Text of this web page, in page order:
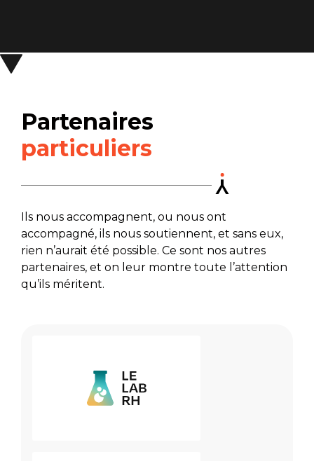
Partenaires
particuliers
Ils nous accompagnent, ou nous ont
accompagné, ils nous soutiennent, et sans eux,
rien n’aurait été possible. Ce sont nos autres
partenaires, et on leur montre toute l’attention
qu’ils méritent.